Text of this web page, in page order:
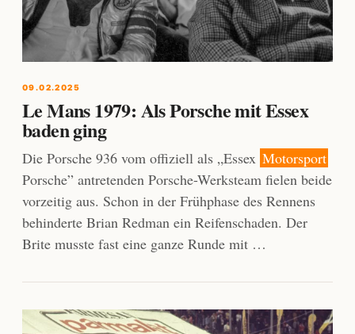
09.02.2025
Le Mans 1979: Als Porsche mit Essex
baden ging
Die Porsche 936 vom offiziell als „Essex Motorsport
Porsche” antretenden Porsche-Werksteam fielen beide
vorzeitig aus. Schon in der Frühphase des Rennens
behinderte Brian Redman ein Reifenschaden. Der
Brite musste fast eine ganze Runde mit …